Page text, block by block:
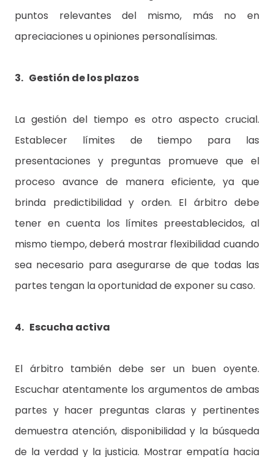
puntos relevantes del mismo, más no en
apreciaciones u opiniones personalísimas.
3. Gestión de los plazos
La gestión del tiempo es otro aspecto crucial.
Establecer límites de tiempo para las
presentaciones y preguntas promueve que el
proceso avance de manera eficiente, ya que
brinda predictibilidad y orden. El árbitro debe
tener en cuenta los límites preestablecidos, al
mismo tiempo, deberá mostrar flexibilidad cuando
sea necesario para asegurarse de que todas las
partes tengan la oportunidad de exponer su caso.
4. Escucha activa
El árbitro también debe ser un buen oyente.
Escuchar atentamente los argumentos de ambas
partes y hacer preguntas claras y pertinentes
demuestra atención, disponibilidad y la búsqueda
de la verdad y la justicia. Mostrar empatía hacia